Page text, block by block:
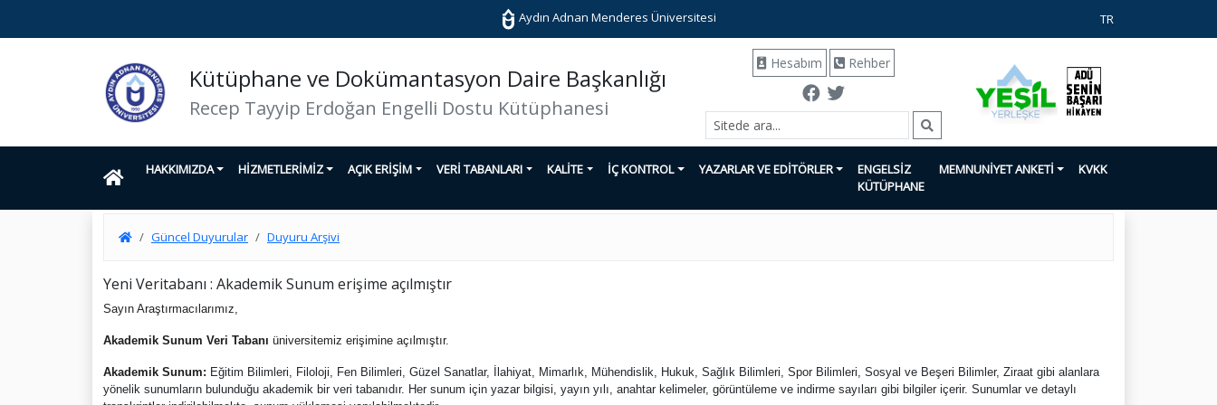
Aydın Adnan Menderes Üniversitesi TR
Kütüphane ve Dokümantasyon Daire Başkanlığı
Recep Tayyip Erdoğan Engelli Dostu Kütüphanesi
Hesabım Rehber
HAKKIMIZDA HİZMETLERİMİZ AÇIK ERİŞİM VERİ TABANLARI KALİTE İÇ KONTROL YAZARLAR VE EDİTÖRLER
ENGELSİZ
KÜTÜPHANE
MEMNUNİYET ANKETİ KVKK
Güncel Duyurular Duyuru Arşivi
Yeni Veritabanı : Akademik Sunum erişime açılmıştır
Sayın Araştırmacılarımız,
Akademik Sunum Veri Tabanı üniversitemiz erişimine açılmıştır.
Akademik Sunum: Eğitim Bilimleri, Filoloji, Fen Bilimleri, Güzel Sanatlar, İlahiyat, Mimarlık, Mühendislik, Hukuk, Sağlık Bilimleri, Spor Bilimleri, Sosyal ve Beşeri Bilimler, Ziraat gibi alanlara
yönelik sunumların bulunduğu akademik bir veri tabanıdır. Her sunum için yazar bilgisi, yayın yılı, anahtar kelimeler, görüntüleme ve indirme sayıları gibi bilgiler içerir. Sunumlar ve detaylı